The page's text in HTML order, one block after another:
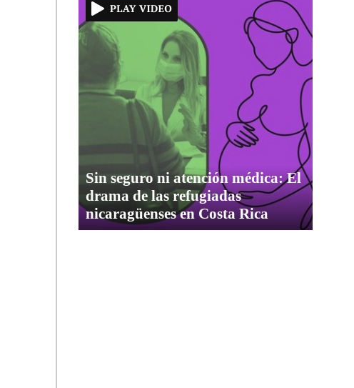
Sin seguro ni atención médica: El
drama de las refugiadas
nicaragüenses en Costa Rica